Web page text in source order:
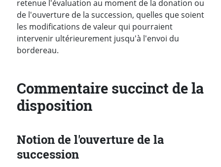
retenue l'évaluation au moment de la donation ou
de l'ouverture de la succession, quelles que soient
les modifications de valeur qui pourraient
intervenir ultérieurement jusqu'à l'envoi du
bordereau.
Commentaire succinct de la
disposition
Notion de l'ouverture de la
succession